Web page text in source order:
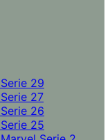
29
27
26
25